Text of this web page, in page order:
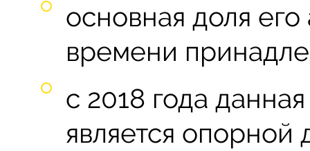
основная доля
времени
с 2018 года
является опорной